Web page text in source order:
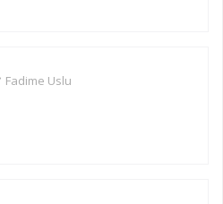
Fadime Uslu